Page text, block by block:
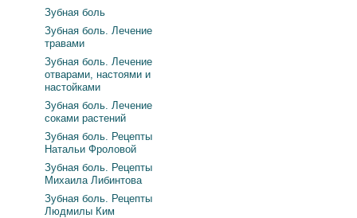
Зубная боль
Зубная боль. Лечение
травами
Зубная боль. Лечение
отварами, настоями и
настойками
Зубная боль. Лечение
соками растений
Зубная боль. Рецепты
Натальи Фроловой
Зубная боль. Рецепты
Михаила Либинтова
Зубная боль. Рецепты
Людмилы Ким